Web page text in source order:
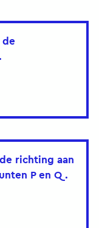
richting aan
P en Q.